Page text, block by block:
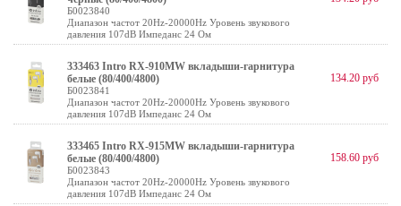
Б0023840
Диапазон частот 20Hz-20000Hz Уровень звукового
давления 107dB Импеданс 24 Ом
333463 Intro RX-910MW вкладыши-гарнитура
белые (80/400/4800)
Б0023841
Диапазон частот 20Hz-20000Hz Уровень звукового
давления 107dB Импеданс 24 Ом
134.20 руб
333465 Intro RX-915MW вкладыши-гарнитура
белые (80/400/4800)
Б0023843
Диапазон частот 20Hz-20000Hz Уровень звукового
давления 107dB Импеданс 24 Ом
158.60 руб